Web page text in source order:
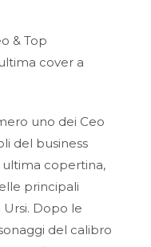
& Top
cover a
uno dei Ceo
del business
ultima copertina,
principali
Dopo le
del calibro